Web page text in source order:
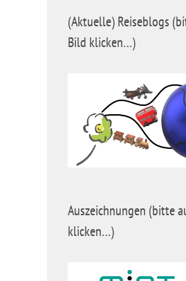
(Aktuelle) Reiseblogs
Bild klicken…)
Auszeichnungen (bitte
klicken…)